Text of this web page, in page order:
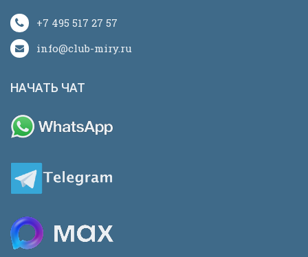
+7 495 517 27 57
info@club-miry.ru
НАЧАТЬ ЧАТ